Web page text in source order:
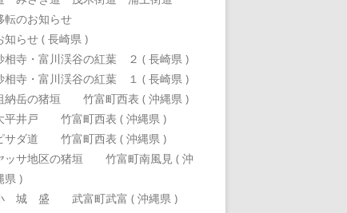
転のお知らせ
知らせ ( 長崎県 )
相寺・富川渓谷の紅葉 ２ ( 長崎県 )
相寺・富川渓谷の紅葉 １ ( 長崎県 )
納岳の猪垣 竹富町西表 ( 沖縄県 )
平井戸 竹富町西表 ( 沖縄県 )
サダ道 竹富町西表 ( 沖縄県 )
ッサ地区の猪垣 竹富町南風見 ( 沖
県 )
城 盛 武富町武富 ( 沖縄県 )